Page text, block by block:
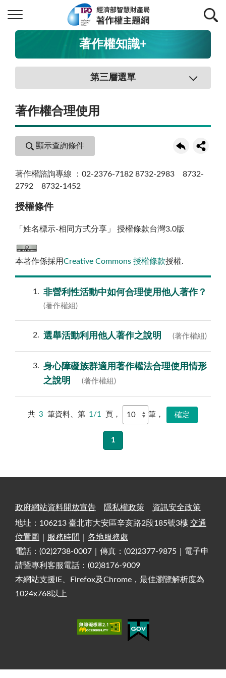
著作權知識+
第三層選單
著作權合理使用
顯示查詢條件
著作權諮詢專線 ：02-2376-7182 8732-2983 8732-
2792 8732-1452
授權條件
「姓名標示-相同方式分享」 授權條款台灣3.0版
本著作係採用Creative Commons 授權條款授權.
1 非營利性活動中如何合理使用他人著作？
(著作權組)
2 選舉活動利用他人著作之說明 (著作權組)
3
身心障礙族群適用著作權法合理使用情形
之說明
(著作權組)
共 3 筆資料、第 1/1 頁， 筆，
1
政府網站資料開放宣告 隱私權政策
資訊安全政策
地址：106213 臺北市大安區辛亥路2段185號3樓 交通
位置圖
服務時間
各地服務處
電話：(02)2738-0007｜傳真：(02)2377-9875｜電子申
請暨專利客服電話：(02)8176-9009
本網站支援IE、Firefox及Chrome，最佳瀏覽解析度為
1024x768以上